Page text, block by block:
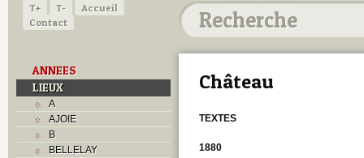
T+ T-
Accueil
Contact
ANNEES
LIEUX
A
AJOIE
B
BELLELAY
Château
TEXTES
1880